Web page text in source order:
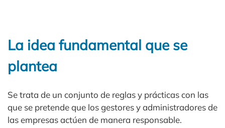
La idea fundamental que se
plantea
Se trata de un conjunto de reglas y prácticas con las
que se pretende que los gestores y administradores de
las empresas actúen de manera responsable.